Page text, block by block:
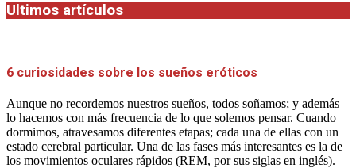
Ultimos artículos
6 curiosidades sobre los sueños eróticos
Aunque no recordemos nuestros sueños, todos soñamos; y además
lo hacemos con más frecuencia de lo que solemos pensar. Cuando
dormimos, atravesamos diferentes etapas; cada una de ellas con un
estado cerebral particular. Una de las fases más interesantes es la de
los movimientos oculares rápidos (REM, por sus siglas en inglés).